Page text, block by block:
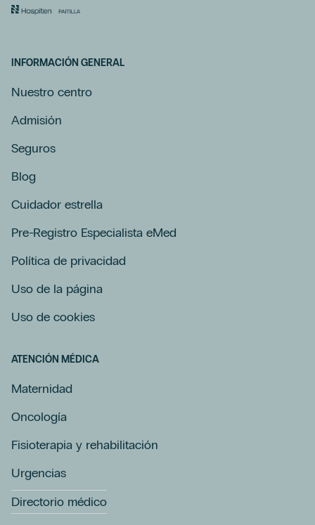
INFORMACIÓN GENERAL
Nuestro centro
Admisión
Seguros
Blog
Cuidador estrella
Pre-Registro Especialista eMed
Política de privacidad
Uso de la página
Uso de cookies
ATENCIÓN MÉDICA
Maternidad
Oncología
Fisioterapia y rehabilitación
Urgencias
Directorio médico